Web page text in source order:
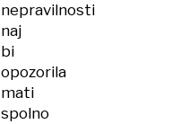
nepravilnosti
naj
bi
opozorila
mati
spolno